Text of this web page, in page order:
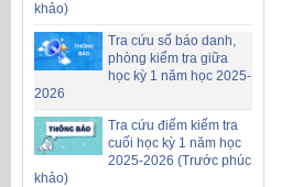
khảo)
Tra cứu số báo danh,
phòng kiểm tra giữa
học kỳ 1 năm học 2025-
2026
Tra cứu điểm kiểm tra
cuối học kỳ 1 năm học
2025-2026 (Trước phúc
khảo)